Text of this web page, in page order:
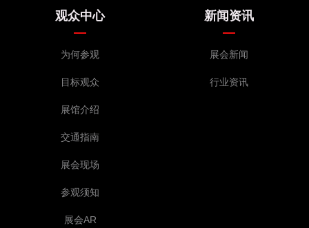
观众中心
为何参观
目标观众
展馆介绍
交通指南
展会现场
参观须知
展会AR
新闻资讯
展会新闻
行业资讯